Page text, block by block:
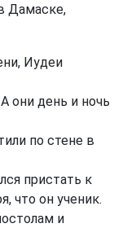
Дамаске,
Иудеи
они день и ночь
по стене в
пристать к
что он ученик.
и